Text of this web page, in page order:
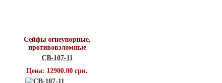
Сейфы огнеупорные,
противовзломные
СВ-107-11
Цена: 12900.00 грн.